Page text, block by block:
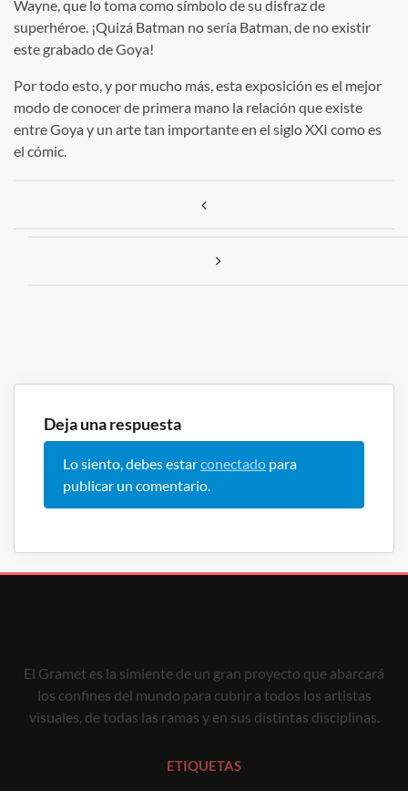
Wayne, que lo toma como símbolo de su disfraz de
superhéroe. ¡Quizá Batman no sería Batman, de no existir
este grabado de Goya!
Por todo esto, y por mucho más, esta exposición es el mejor
modo de conocer de primera mano la relación que existe
entre Goya y un arte tan importante en el siglo XXI como es
el cómic.
Deja una respuesta
Lo siento, debes estarconectado para
publicar un comentario.
El Gramet es la simiente de un gran proyecto que abarcará
los confines del mundo para cubrir a todos los artistas
visuales, de todas las ramas y en sus distintas disciplinas.
ETIQUETAS